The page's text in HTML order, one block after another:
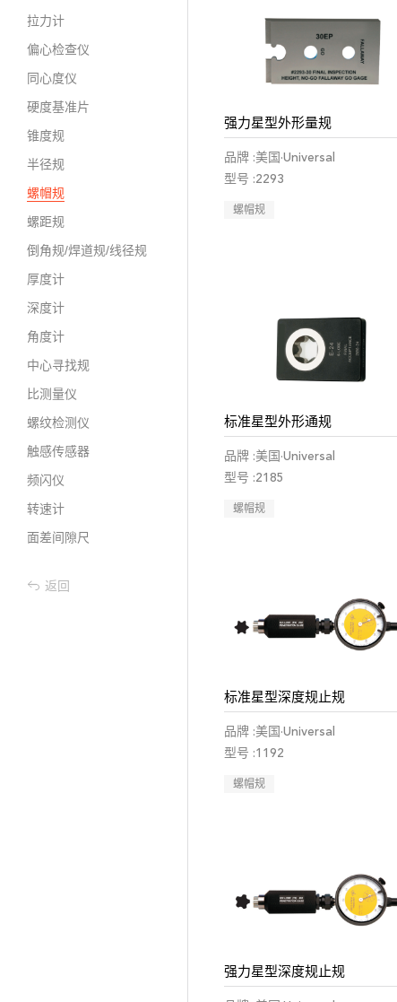
拉力计
偏心检查仪
同心度仪
硬度基准片
锥度规
半径规
螺帽规
螺距规
倒角规/焊道规/线径规
厚度计
深度计
角度计
中心寻找规
比测量仪
螺纹检测仪
触感传感器
频闪仪
转速计
面差间隙尺
返回
强力星型外形量规
品牌 :美国·Universal
型号 :2293
螺帽规
标准星型外形通规
品牌 :美国·Universal
型号 :2185
螺帽规
标准星型深度规止规
品牌 :美国·Universal
型号 :1192
螺帽规
强力星型深度规止规